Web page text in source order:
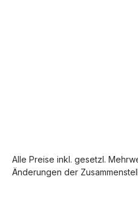
Alle Preise inkl. gesetzl.
Änderungen der